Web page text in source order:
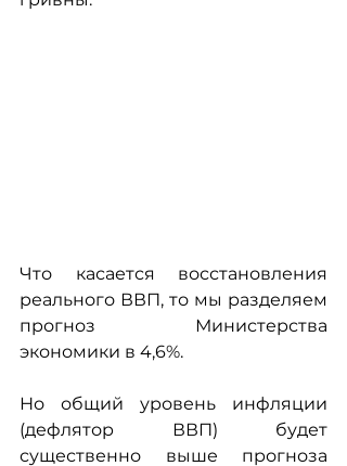
Что касается восстановления
реального ВВП, то мы разделяем
прогноз Министерства
экономики в 4,6%.
Но общий уровень инфляции
(дефлятор ВВП) будет
существенно выше прогноза